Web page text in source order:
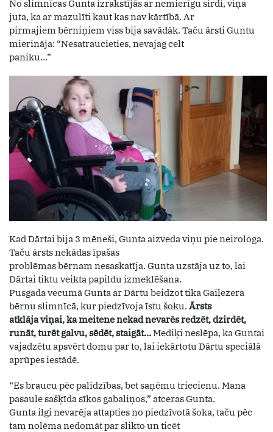
No slimnīcas Gunta izrakstījās ar nemierīgu sirdi, viņa
juta, ka ar mazulīti kaut kas nav kārtībā. Ar
pirmajiem bērniņiem viss bija savādāk. Taču ārsti Guntu
mierināja: “Nesatraucieties, nevajag celt
paniku…”
Kad Dārtai bija 3 mēneši, Gunta aizveda viņu pie neirologa.
Taču ārsts nekādas īpašas
problēmas bērnam nesaskatīja. Gunta uzstāja uz to, lai
Dārtai tiktu veikta papildu izmeklēšana.
Pusgada vecumā Gunta ar Dārtu beidzot tika Gaiļezera
bērnu slimnīcā, kur piedzīvoja īstu šoku. Ārsts
atklāja viņai, ka meitene nekad nevarēs redzēt, dzirdēt,
runāt, turēt galvu, sēdēt, staigāt…Mediķi neslēpa, ka Guntai
vajadzētu apsvērt domu par to, lai iekārtotu Dārtu speciālā
aprūpes iestādē.
“Es braucu pēc palīdzības, bet saņēmu triecienu. Mana
pasaule sašķīda sīkos gabaliņos,” atceras Gunta.
Gunta ilgi nevarēja attapties no piedzīvotā šoka, taču pēc
tam nolēma nedomāt par slikto un ticēt